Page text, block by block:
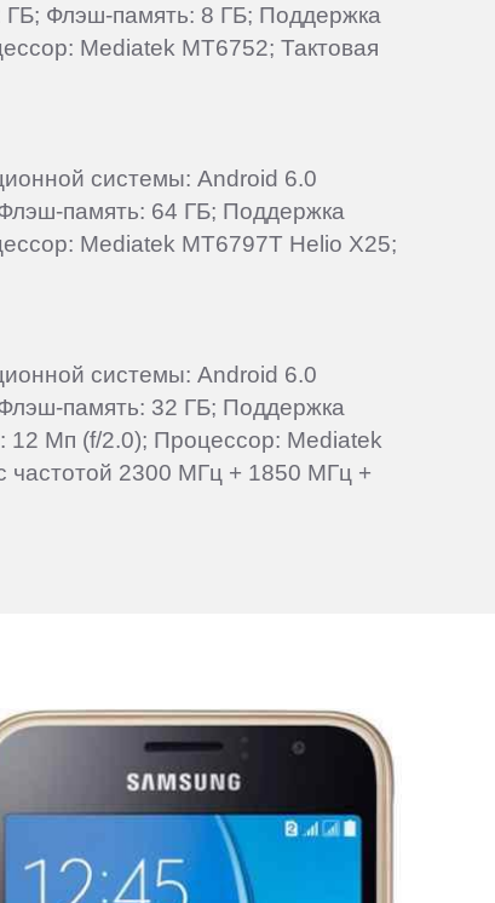
ГБ; Флэш-память: 8 ГБ; Поддержка
Mediatek MT6752; Тактовая
системы: Android 6.0
память: 64 ГБ; Поддержка
Mediatek MT6797T Helio X25;
системы: Android 6.0
память: 32 ГБ; Поддержка
12 Мп (f/2.0); Процессор: Mediatek
частотой 2300 МГц + 1850 МГц +